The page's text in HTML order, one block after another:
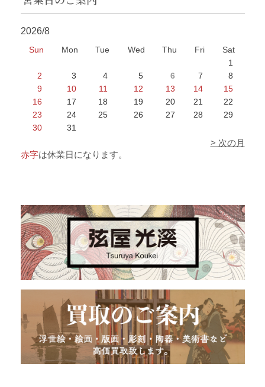
2026/8
Sun Mon Tue Wed Thu Fri
Sat
1
2
3 4 5 6 7
8
9
10 11 12 13 14
15
16
17 18 19 20 21
22
23
24 25 26 27 28
29
30
31
> 次の月
赤字は休業日になります。